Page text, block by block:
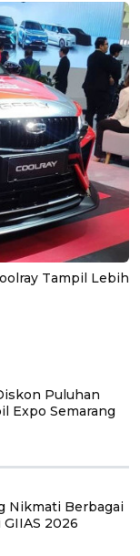
Tampil Lebih
Puluhan
Expo Semarang
Nikmati Berbagai
2026